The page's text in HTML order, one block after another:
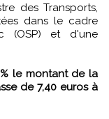
des Transports,
dans le cadre
(OSP) et d'une
le montant de la
de 7,40 euros à